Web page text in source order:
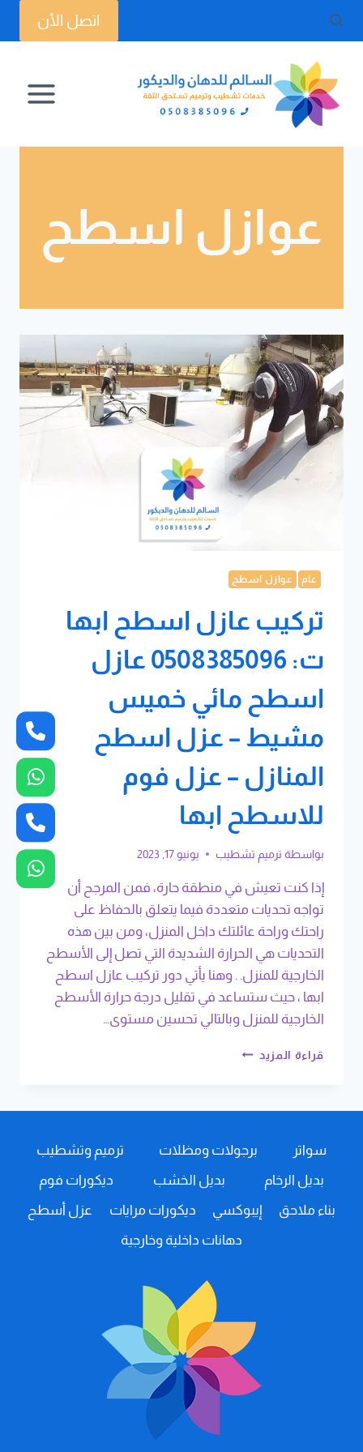
التجاوز
اتصل الأن
عوازل اسطح
عام عوازل اسطح
تركيب عازل اسطح ابها
ت: 0508385096 عازل
اسطح مائي خميس
مشيط – عزل اسطح
المنازل – عزل فوم
للاسطح ابها
بواسطة ترميم تشطيب يونيو 17, 2023
إذا كنت تعيش في منطقة حارة، فمن المرجح أن
تواجه تحديات متعددة فيما يتعلق بالحفاظ على
راحتك وراحة عائلتك داخل المنزل، ومن بين هذه
التحديات هي الحرارة الشديدة التي تصل إلى الأسطح
الخارجية للمنزل. . وهنا يأتي دور تركيب عازل اسطح
ابها ، حيث ستساعد في تقليل درجة حرارة الأسطح
الخارجية للمنزل وبالتالي تحسين مستوى…
قراءة المزيد تركيب
عازل
خميس
مشيط
عزل
فوم
للاسطح
ابها
سواتر برجولات ومظلات
ترميم وتشطيب
بديل الرخام
بديل الخشب
ديكورات فوم
بناء ملاحق
إيبوكسي ديكورات مرايات
عزل أسطح
دهانات داخلية وخارجية